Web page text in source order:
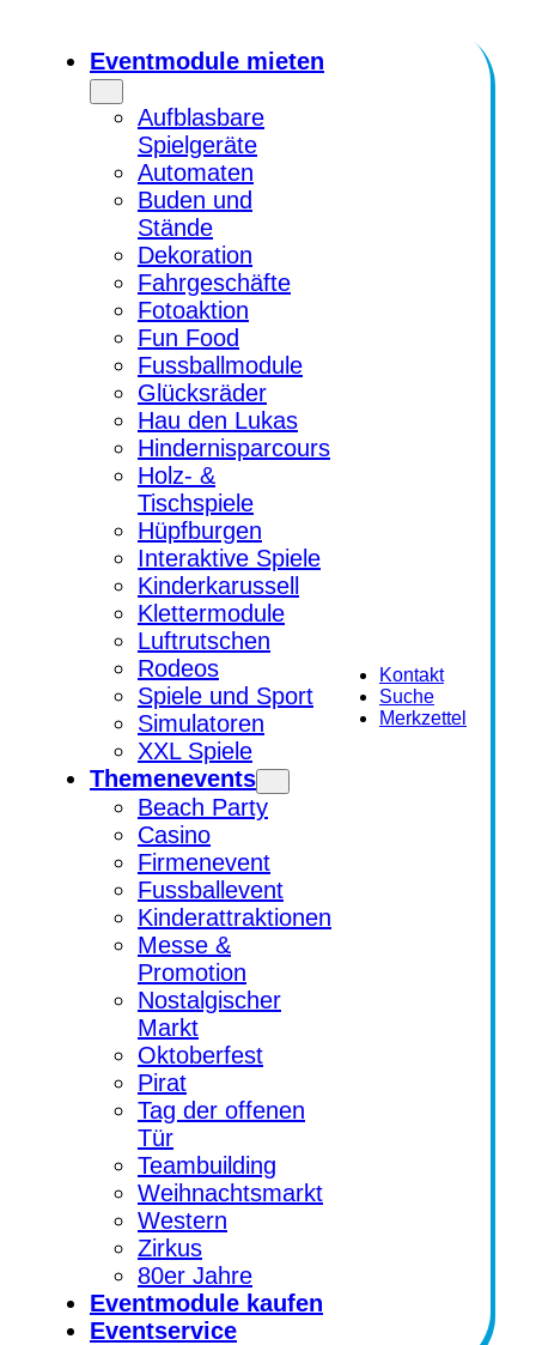
Eventmodule mieten
Aufblasbare
Spielgeräte
Automaten
Buden und
Stände
Dekoration
Fahrgeschäfte
Fotoaktion
Fun Food
Fussballmodule
Glücksräder
Hau den Lukas
Hindernisparcours
Holz- &
Tischspiele
Hüpfburgen
Interaktive Spiele
Kinderkarussell
Klettermodule
Luftrutschen
Rodeos
Spiele und Sport
Simulatoren
XXL Spiele
Themenevents
Beach Party
Casino
Firmenevent
Fussballevent
Kinderattraktionen
Messe &
Promotion
Nostalgischer
Markt
Oktoberfest
Pirat
Tag der offenen
Tür
Teambuilding
Weihnachtsmarkt
Western
Zirkus
80er Jahre
Eventmodule kaufen
Eventservice
Kontakt
Suche
Merkzettel